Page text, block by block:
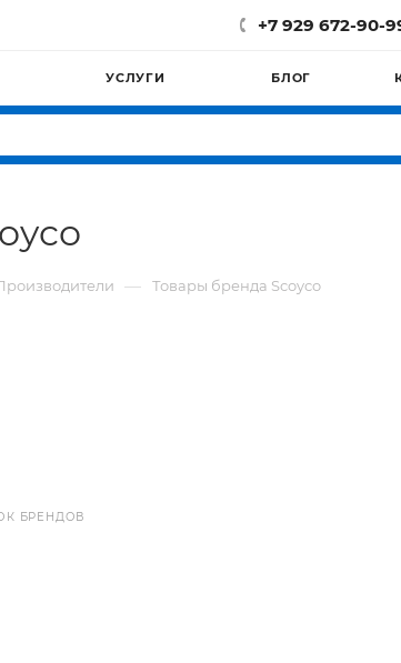
+7 929 672-90-
УСЛУГИ БЛОГ
— Товары бренда Scoyco
БРЕНДОВ